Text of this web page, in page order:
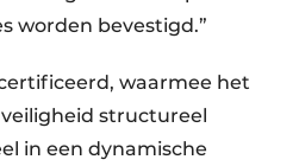
worden bevestigd.”
waarmee het
structureel
in een dynamische